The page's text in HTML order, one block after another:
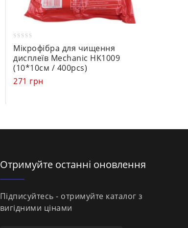
out
of
5
Мікрофібра для чищення
дисплеїв Mechanic HK1009
(10*10см / 400pcs)
271 грн
Отримуйте останні оновлення
Підписуйтесь - отримуйте каталог з
вигідними цінами